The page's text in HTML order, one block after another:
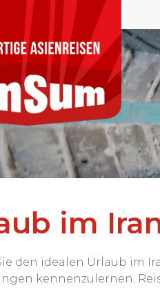
im
den idealen Urlaub im
kennenzulernen.